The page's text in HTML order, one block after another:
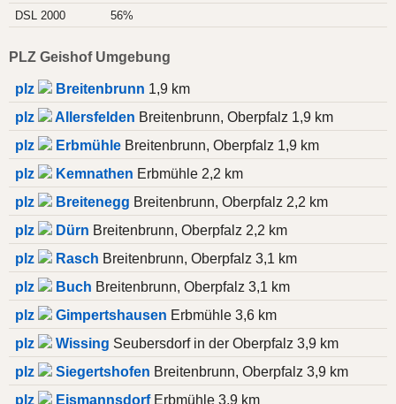
DSL 2000
56%
PLZ Geishof Umgebung
plz Breitenbrunn 1,9 km
plz
Allersfelden Breitenbrunn, Oberpfalz 1,9 km
plz
Erbmühle Breitenbrunn, Oberpfalz 1,9 km
plz
Kemnathen Erbmühle 2,2 km
plz
Breitenegg Breitenbrunn, Oberpfalz 2,2 km
plz
Dürn Breitenbrunn, Oberpfalz 2,2 km
plz
Rasch Breitenbrunn, Oberpfalz 3,1 km
plz
Buch Breitenbrunn, Oberpfalz 3,1 km
plz
Gimpertshausen Erbmühle 3,6 km
plz
Wissing Seubersdorf in der Oberpfalz 3,9 km
plz
Siegertshofen Breitenbrunn, Oberpfalz 3,9 km
plz
EismannsdorfErbmühle 3,9 km